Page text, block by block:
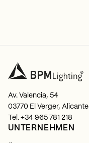
Av. Valencia, 54
03770 El Verger, Alicante
Tel. +34 965 781 218
UNTERNEHMEN